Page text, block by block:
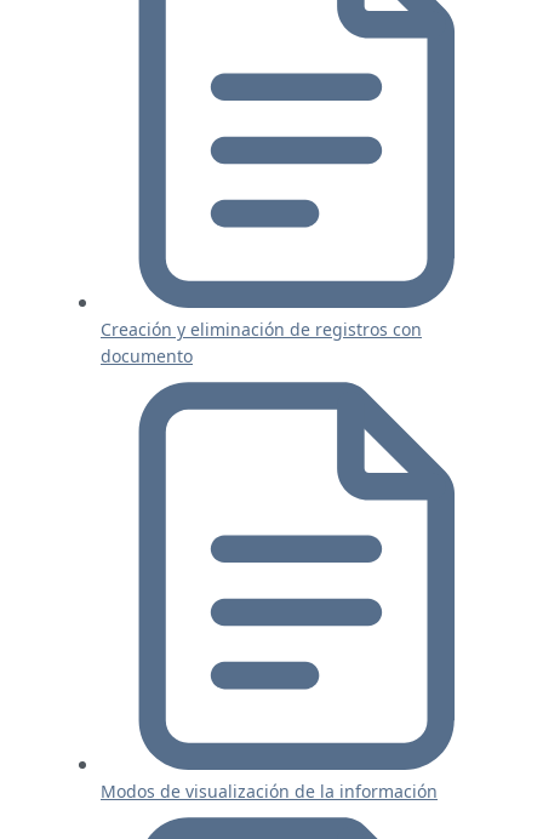
Creación y eliminación de registros con
documento
Modos de visualización de la información